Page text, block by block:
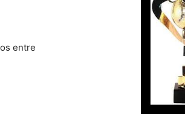
entre